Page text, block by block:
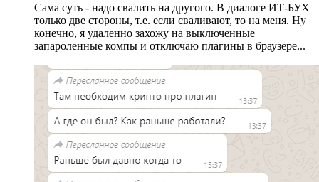
Сама суть - надо свалить на другого. В диалоге ИТ-БУХ
только две стороны, т.е. если сваливают, то на меня. Ну
конечно, я удаленно захожу на выключенные
запароленные компы и отключаю плагины в браузере...